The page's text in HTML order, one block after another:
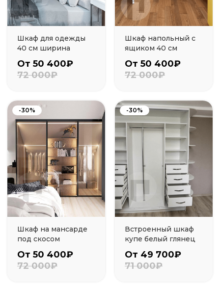
Шкаф для одежды
40 см ширина
От 50 400₽
72 000₽
Шкаф напольный с
ящиком 40 см
От 50 400₽
72 000₽
-30%
Шкаф на мансарде
под скосом
От 50 400₽
72 000₽
-30%
Встроенный шкаф
купе белый глянец
От 49 700₽
71 000₽